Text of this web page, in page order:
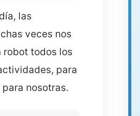
las
veces nos
robot todos los
para
nosotras.